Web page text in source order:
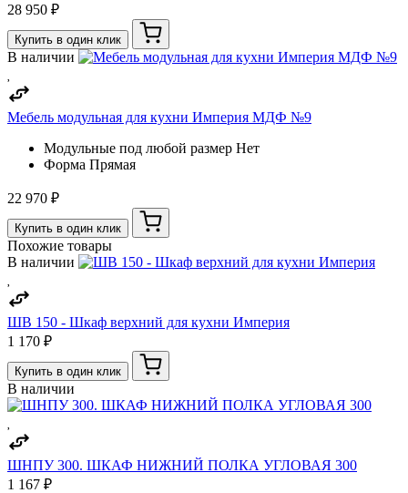
28 950 ₽
Купить в один клик
В наличии
Мебель модульная для кухни Империя МДФ №9
Модульные под любой размер Нет
Форма Прямая
22 970 ₽
Купить в один клик
Похожие товары
В наличии
ШВ 150 - Шкаф верхний для кухни Империя
1 170 ₽
Купить в один клик
В наличии
ШНПУ 300. ШКАФ НИЖНИЙ ПОЛКА УГЛОВАЯ 300
1 167 ₽